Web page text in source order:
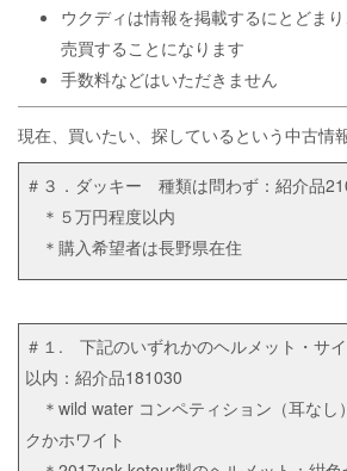
ウクディは情報を掲載するにとどま
売買することになります
手数料などはいただきません
現在、買いたい、探しているという中古情
＃３．ダッキー 種類は問わず：紹介品
＊５万円程度以内
＊購入希望者は長野県在住
＃１. 下記のいずれかのヘルメット・サ
以内：紹介品181030
＊wild water コンペティション（耳なし
クかホワイト